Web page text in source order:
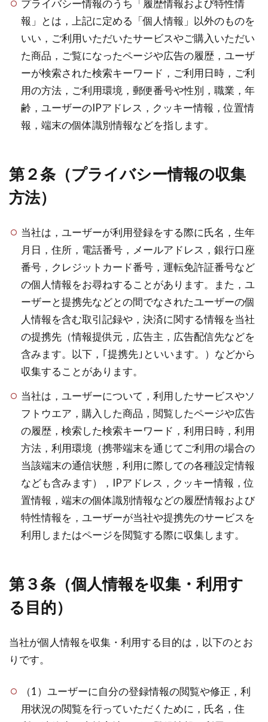
プライバシー情報のうち「履歴情報および特性情
報」とは，上記に定める「個人情報」以外のものを
いい，ご利用いただいたサービスやご購入いただい
た商品，ご覧になったページや広告の履歴，ユーザ
ーが検索された検索キーワード，ご利用日時，ご利
用の方法，ご利用環境，郵便番号や性別，職業，年
齢，ユーザーのIPアドレス，クッキー情報，位置情
報，端末の個体識別情報などを指します。
第２条（プライバシー情報の収集
方法）
当社は，ユーザーが利用登録をする際に氏名，生年
月日，住所，電話番号，メールアドレス，銀行口座
番号，クレジットカード番号，運転免許証番号など
の個人情報をお尋ねすることがあります。また，ユ
ーザーと提携先などとの間でなされたユーザーの個
人情報を含む取引記録や，決済に関する情報を当社
の提携先（情報提供元，広告主，広告配信先などを
含みます。以下，｢提携先｣といいます。）などから
収集することがあります。
当社は，ユーザーについて，利用したサービスやソ
フトウエア，購入した商品，閲覧したページや広告
の履歴，検索した検索キーワード，利用日時，利用
方法，利用環境（携帯端末を通じてご利用の場合の
当該端末の通信状態，利用に際しての各種設定情報
なども含みます），IPアドレス，クッキー情報，位
置情報，端末の個体識別情報などの履歴情報および
特性情報を，ユーザーが当社や提携先のサービスを
利用しまたはページを閲覧する際に収集します。
第３条（個人情報を収集・利用す
る目的）
当社が個人情報を収集・利用する目的は，以下のとお
りです。
（1）ユーザーに自分の登録情報の閲覧や修正，利
用状況の閲覧を行っていただくために，氏名，住